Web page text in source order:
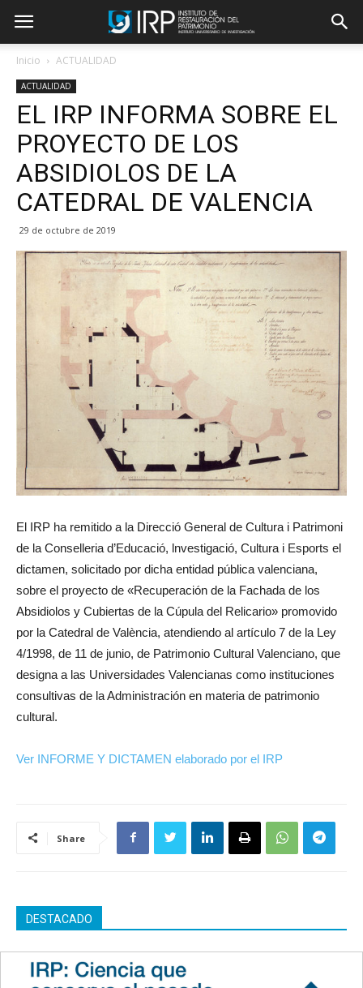
Inicio ACTUALIDAD
ACTUALIDAD
EL IRP INFORMA SOBRE EL
PROYECTO DE LOS
ABSIDIOLOS DE LA
CATEDRAL DE VALENCIA
29 de octubre de 2019
El IRP ha remitido a la Direcció General de Cultura i Patrimoni
de la Conselleria d’Educació, lnvestigació, Cultura i Esports el
dictamen, solicitado por dicha entidad pública valenciana,
sobre el proyecto de «Recuperación de la Fachada de los
Absidiolos y Cubiertas de la Cúpula del Relicario» promovido
por la Catedral de València, atendiendo al artículo 7 de la Ley
4/1998, de 11 de junio, de Patrimonio Cultural Valenciano, que
designa a las Universidades Valencianas como instituciones
consultivas de la Administración en materia de patrimonio
cultural.
Ver INFORME Y DICTAMEN elaborado por el IRP
Share
DESTACADO